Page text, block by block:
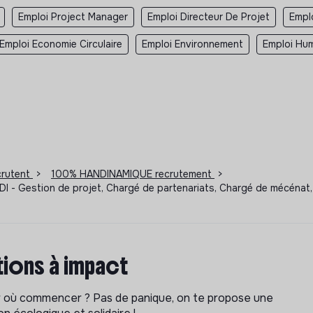
Emploi Project Manager Emploi Directeur De Projet
Emploi Economie Circulaire Emploi Environnement Emploi
> 100% HANDINAMIQUE recrutement
>
- Gestion de projet, Chargé de partenariats, Chargé de
à impact
commencer ? Pas de panique, on te propose une